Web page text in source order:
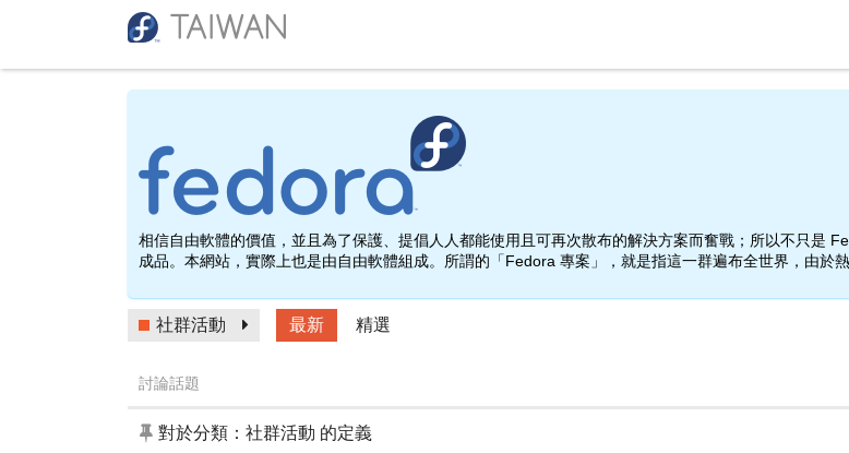
相信自由軟體的價值，並且為了保護、提倡人人都能使用且可再次散布的解決方案而奮戰；所以不只是
成品。本網站，實際上也是由自由軟體組成。所謂的「Fedora 專案」，就是指這一群遍布全世界，由於
社群活動 最新 精選
討論話題
對於分類：社群活動 的定義